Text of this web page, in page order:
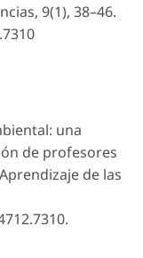
, 9(1), 38–46.
una
de profesores
de las